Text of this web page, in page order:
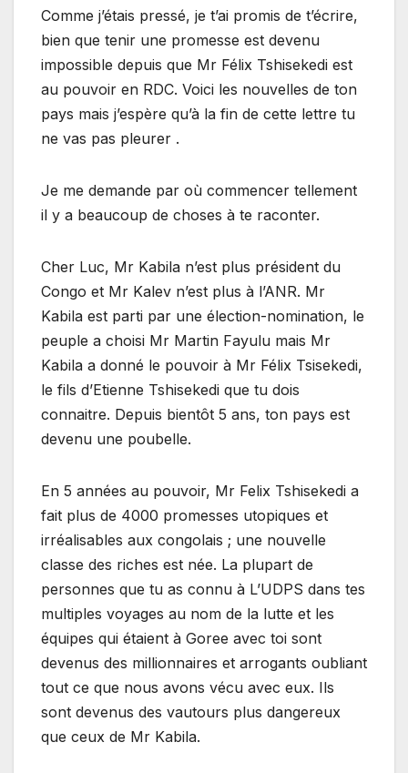
Comme j’étais pressé, je t’ai promis de t’écrire,
bien que tenir une promesse est devenu
impossible depuis que Mr Félix Tshisekedi est
au pouvoir en RDC. Voici les nouvelles de ton
pays mais j’espère qu’à la fin de cette lettre tu
ne vas pas pleurer .
Je me demande par où commencer tellement
il y a beaucoup de choses à te raconter.
Cher Luc, Mr Kabila n’est plus président du
Congo et Mr Kalev n’est plus à l’ANR. Mr
Kabila est parti par une élection-nomination, le
peuple a choisi Mr Martin Fayulu mais Mr
Kabila a donné le pouvoir à Mr Félix Tsisekedi,
le fils d’Etienne Tshisekedi que tu dois
connaitre. Depuis bientôt 5 ans, ton pays est
devenu une poubelle.
En 5 années au pouvoir, Mr Felix Tshisekedi a
fait plus de 4000 promesses utopiques et
irréalisables aux congolais ; une nouvelle
classe des riches est née. La plupart de
personnes que tu as connu à L’UDPS dans tes
multiples voyages au nom de la lutte et les
équipes qui étaient à Goree avec toi sont
devenus des millionnaires et arrogants oubliant
tout ce que nous avons vécu avec eux. Ils
sont devenus des vautours plus dangereux
que ceux de Mr Kabila.